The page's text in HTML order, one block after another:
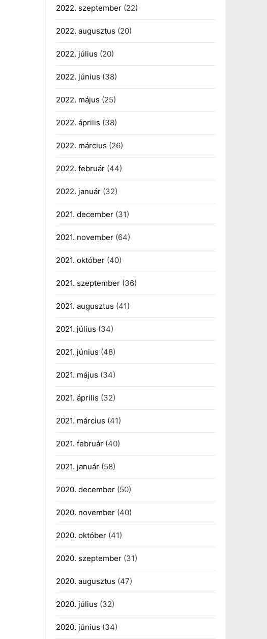
2022. szeptember(22)
2022. augusztus (20)
2022. július (20)
2022. június (38)
2022. május (25)
2022. április (38)
2022. március (26)
2022. február(44)
2022. január(32)
2021. december(31)
2021. november(64)
2021. október(40)
2021. szeptember(36)
2021. augusztus (41)
2021. július (34)
2021. június (48)
2021. május (34)
2021. április (32)
2021. március (41)
2021. február(40)
2021. január(58)
2020. december(50)
2020. november(40)
2020. október(41)
2020. szeptember(31)
2020. augusztus (47)
2020. július (32)
2020. június (34)